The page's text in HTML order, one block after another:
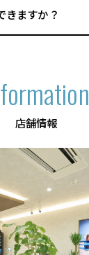
きますか？
店舗情報